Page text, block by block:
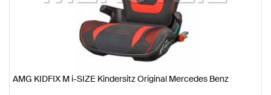
AMG KIDFIX M i-SIZE Kindersitz Original Mercedes Benz